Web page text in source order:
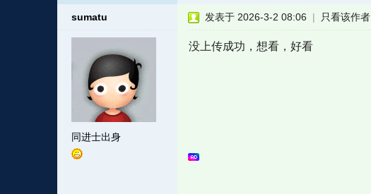
sumatu
同进士出身
发表于 2026-3-2 08:06 | 只看该作者
没上传成功，想看，好看